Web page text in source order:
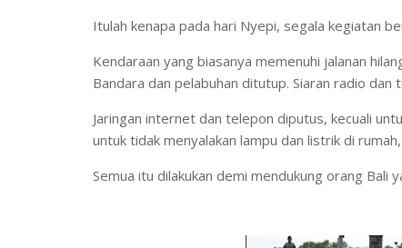
Itulah kenapa pada hari Nyepi, segala kegiatan
Kendaraan yang biasanya memenuhi jalanan
Bandara dan pelabuhan ditutup. Siaran radio
Jaringan internet dan telepon diputus, kecuali
untuk tidak menyalakan lampu dan listrik di
Semua itu dilakukan demi mendukung orang Bali